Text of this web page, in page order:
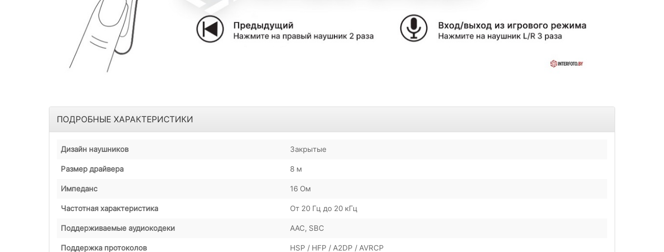
ПОДРОБНЫЕ ХАРАКТЕРИСТИКИ
Дизайн наушников Закрытые
Размер драйвера 8 м
Импеданс 16 Ом
Частотная характеристика От 20 Гц до 20 кГц
Поддерживаемые аудиокодеки AAC, SBC
Поддержка протоколов HSP / HFP / A2DP / AVRCP